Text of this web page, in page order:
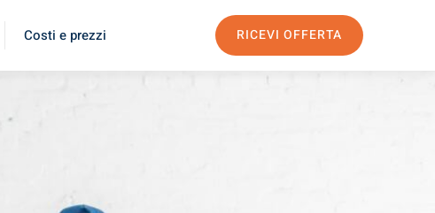
Costi e prezzi RICEVI OFFERTA